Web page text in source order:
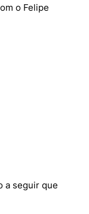
o Felipe
a seguir que